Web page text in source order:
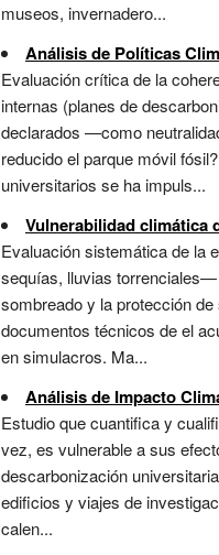
museos, invernadero...
Análisis de Políticas
Evaluación crítica de la
internas (planes de
declarados —como
reducido el parque móvil
universitarios se ha impuls...
Vulnerabilidad climática
Evaluación sistemática de la
sequías, lluvias torrenciales—
sombreado y la protección
documentos técnicos de el
en simulacros. Ma...
Análisis de Impacto
Estudio que cuantifica y
vez, es vulnerable a sus
descarbonización
edificios y viajes de
calen...